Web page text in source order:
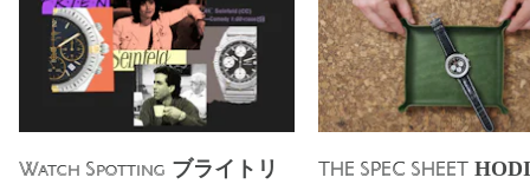
Watch Spotting ブライトリ
THE SPEC SHEET